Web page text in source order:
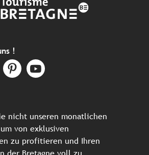
!
nicht unseren monatlichen
von exklusiven
zu profitieren und Ihren